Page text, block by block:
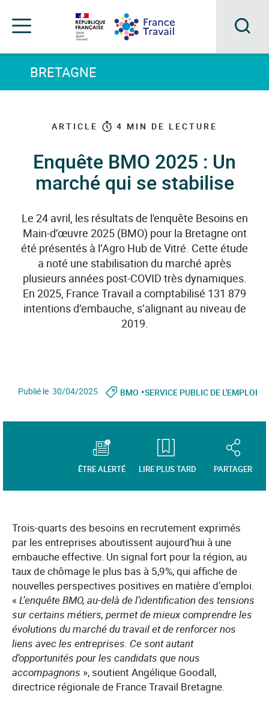
menu
contenu
pied
page
la
Menu
BRETAGNE
ARTICLE 4 MIN DE LECTURE
Enquête BMO 2025 : Un
marché qui se stabilise
Le 24 avril, les résultats de l'enquête Besoins en
Main-d’œuvre 2025 (BMO) pour la Bretagne ont
été présentés à l’Agro Hub de Vitré. Cette étude
a noté une stabilisation du marché après
plusieurs années post-COVID très dynamiques.
En 2025, France Travail a comptabilisé 131 879
intentions d’embauche, s’alignant au niveau de
2019.
Publié le 30/04/2025 BMO •SERVICE PUBLIC DE L'EMPLOI
ÊTRE ALERTÉ LIRE PLUS TARD PARTAGER
Trois-quarts des besoins en recrutement exprimés
par les entreprises aboutissent aujourd’hui à une
embauche effective. Un signal fort pour la région, au
taux de chômage le plus bas à 5,9%, qui affiche de
nouvelles perspectives positives en matière d’emploi.
« L’enquête BMO, au-delà de l’identification des tensions
sur certains métiers, permet de mieux comprendre les
évolutions du marché du travail et de renforcer nos
liens avec les entreprises. Ce sont autant
d’opportunités pour les candidats que nous
accompagnons », soutient Angélique Goodall,
directrice régionale de France Travail Bretagne.